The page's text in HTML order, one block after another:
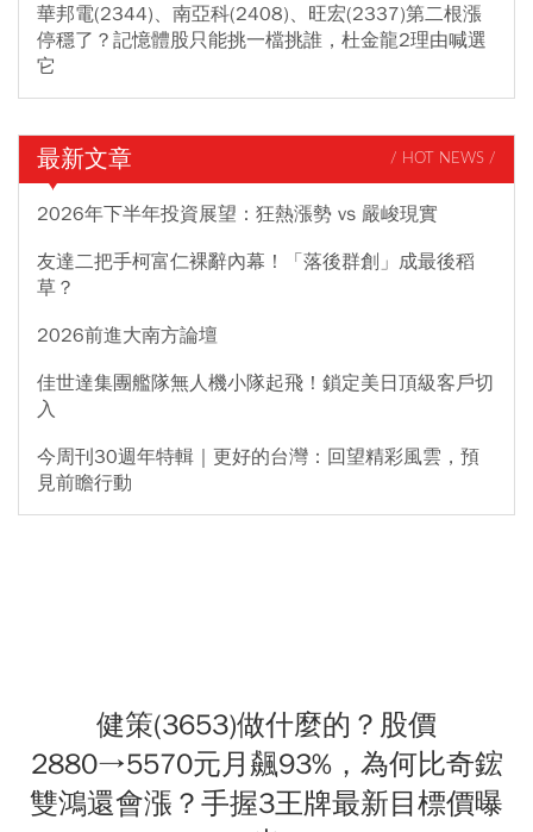
華邦電(2344)、南亞科(2408)、旺宏(2337)第二根漲
停穩了？記憶體股只能挑一檔挑誰，杜金龍2理由喊選
它
最新文章 / HOT NEWS /
2026年下半年投資展望：狂熱漲勢 vs 嚴峻現實
友達二把手柯富仁裸辭內幕！「落後群創」成最後稻
草？
2026前進大南方論壇
佳世達集團艦隊無人機小隊起飛！鎖定美日頂級客戶切
入
今周刊30週年特輯｜更好的台灣：回望精彩風雲，預
見前瞻行動
健策(3653)做什麼的？股價
2880→5570元月飆93%，為何比奇鋐
雙鴻還會漲？手握3王牌最新目標價曝